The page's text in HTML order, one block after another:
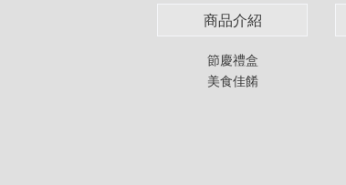
商品介紹
節慶禮盒
美食佳餚